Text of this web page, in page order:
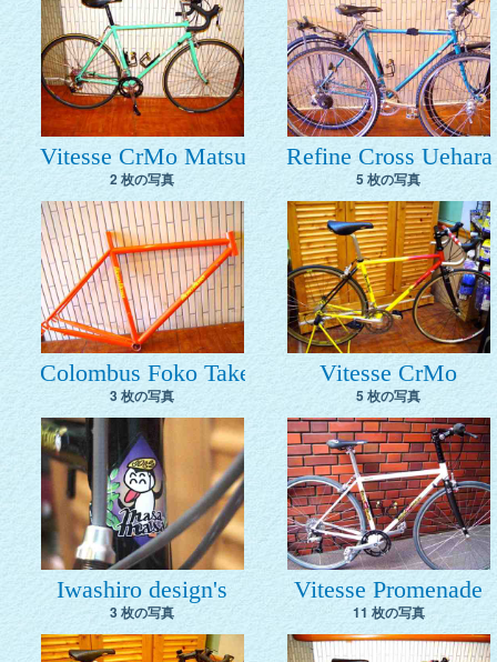
Vitesse CrMo Matsu
2 枚の写真
Refine Cross Uehara
5 枚の写真
Colombus Foko Takezawa
3 枚の写真
Vitesse CrMo
5 枚の写真
Iwashiro design's
3 枚の写真
Vitesse Promenade
11 枚の写真